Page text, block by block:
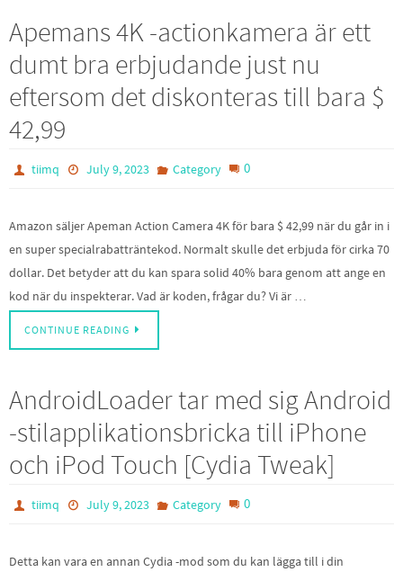
Apemans 4K -actionkamera är ett
dumt bra erbjudande just nu
eftersom det diskonteras till bara $
42,99
tiimq July 9, 2023 Category 0
Amazon säljer Apeman Action Camera 4K för bara $ 42,99 när du går in i
en super specialrabatträntekod. Normalt skulle det erbjuda för cirka 70
dollar. Det betyder att du kan spara solid 40% bara genom att ange en
kod när du inspekterar. Vad är koden, frågar du? Vi är …
CONTINUE READING
AndroidLoader tar med sig Android
-stilapplikationsbricka till iPhone
och iPod Touch [Cydia Tweak]
tiimq July 9, 2023 Category 0
Detta kan vara en annan Cydia -mod som du kan lägga till i din